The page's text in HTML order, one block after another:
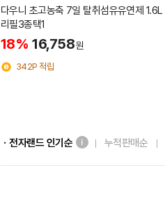
다우니 초고농축 7일 탈취섬유유연제 1.6L
리필3종택1
18% 16,758원
342P 적립
ㆍ전자랜드 인기순 누적판매순